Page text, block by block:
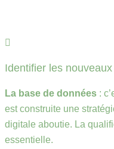
Identifier les
La base de données :
est construite une
digitale aboutie. La
essentielle.